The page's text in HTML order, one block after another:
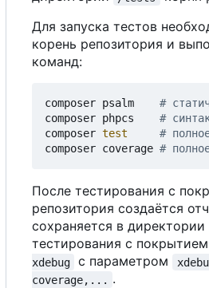
Для запуска тестов
корень репозитория и
команд:
composer psalm #
composer phpcs #
composer test
#
composer coverage #
После тестирования с
репозитория создаётся
сохраняется в директории
тестирования с
xdebug
с параметром
coverage,... .